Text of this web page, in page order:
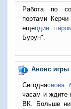
Работа по
портами
ещеодин
Бурун".
Анонс
Сегодняснова
часам и ждите
ВК. Больше